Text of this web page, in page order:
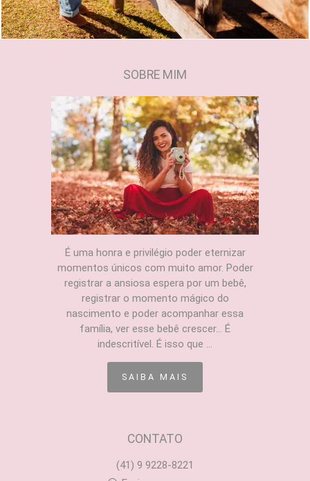
SOBRE MIM
É uma honra e privilégio poder eternizar
momentos únicos com muito amor. Poder
registrar a ansiosa espera por um bebê,
registrar o momento mágico do
nascimento e poder acompanhar essa
família, ver esse bebê crescer... É
indescritível. É isso que ...
SAIBA MAIS
CONTATO
(41) 9 9228-8221